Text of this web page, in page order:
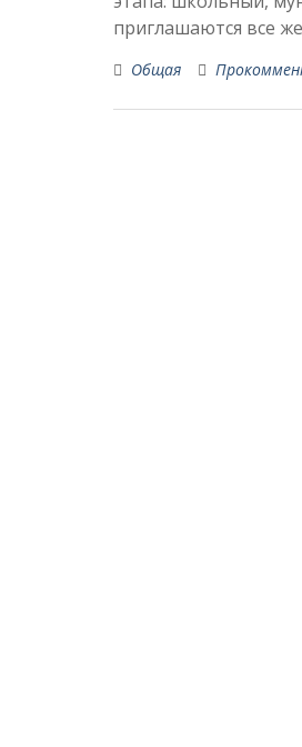
приглашаются все
Общая